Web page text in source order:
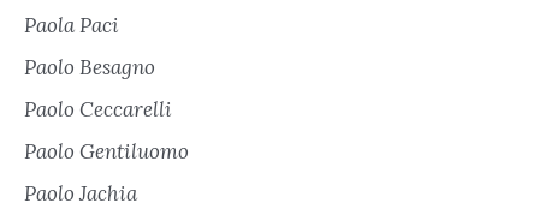
Paola Paci
Paolo Besagno
Paolo Ceccarelli
Paolo Gentiluomo
Paolo Jachia